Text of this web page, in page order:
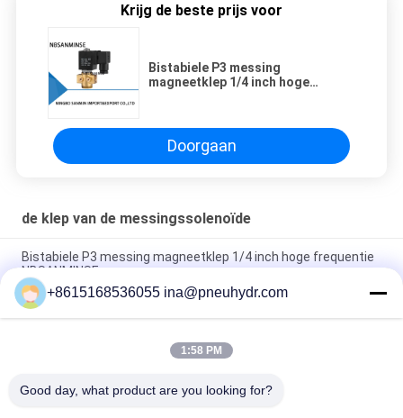
Krijg de beste prijs voor
Bistabiele P3 messing
magneetklep 1/4 inch hoge
Doorgaan
de klep van de messingssolenoïde
Bistabiele P3 messing magneetklep 1/4 inch hoge frequentie
NBSANMINSE
Z4 de Kleppen van de Roestvrij staalsolenoïde voor Klep van de
Water de Rechtstreekse Solenoïde
Z6 Anti opent de Explosie Gesmede Klep van de
+8615168536055 ina@pneuhydr.com
1:58 PM
Good day, what product are you looking for?